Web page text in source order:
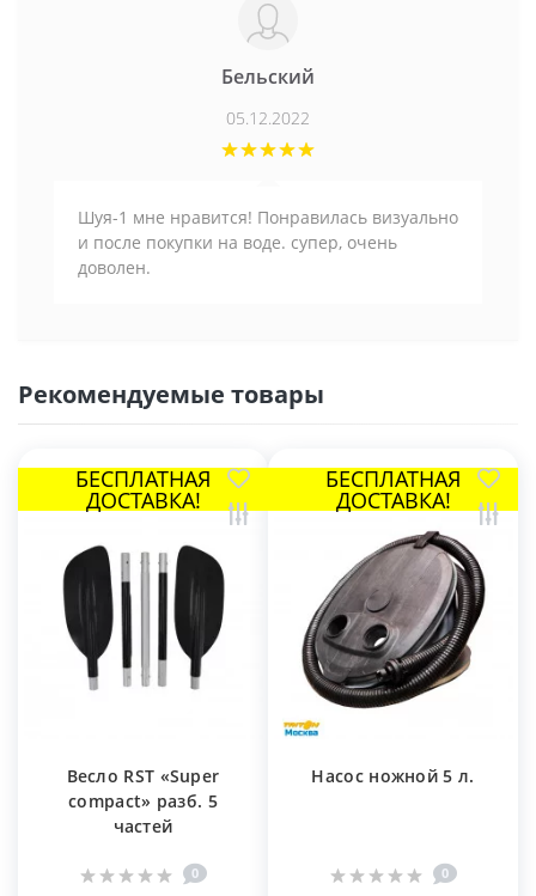
Бельский
05.12.2022
Шуя-1 мне нравится! Понравилась визуально
и после покупки на воде. супер, очень
доволен.
Рекомендуемые товары
БЕСПЛАТНАЯ
ДОСТАВКА!
Весло RST «Super
compact» разб. 5
частей
0
БЕСПЛАТНАЯ
ДОСТАВКА!
Насос ножной 5 л.
0